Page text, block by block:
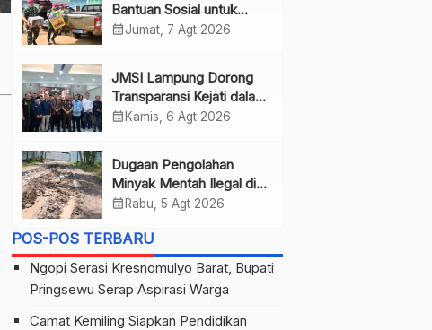
Bantuan Sosial untuk
Anak Yatim di Ponpes
calendar_monthJumat, 7 Agt 2026
JMSI Lampung Dorong
Transparansi Kejati dalam
Penanganan Perkara
calendar_month Kamis, 6 Agt 2026
Dugaan Pengolahan
Minyak Mentah Ilegal di
Pesawaran Jadi Sorotan
calendar_month Rabu, 5 Agt 2026
POS-POS TERBARU
Ngopi Serasi Kresnomulyo Barat, Bupati
Pringsewu Serap Aspirasi Warga
Camat Kemiling Siapkan Pendidikan